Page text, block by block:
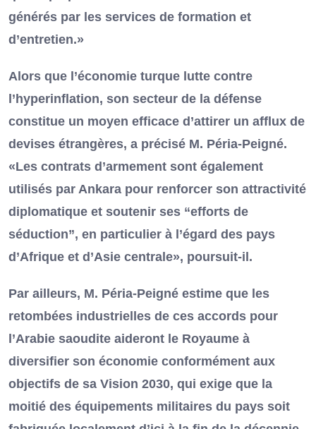
générés par les services de formation et
d’entretien.»
Alors que l’économie turque lutte contre
l’hyperinflation, son secteur de la défense
constitue un moyen efficace d’attirer un afflux de
devises étrangères, a précisé M. Péria-Peigné.
«Les contrats d’armement sont également
utilisés par Ankara pour renforcer son attractivité
diplomatique et soutenir ses “efforts de
séduction”, en particulier à l’égard des pays
d’Afrique et d’Asie centrale», poursuit-il.
Par ailleurs, M. Péria-Peigné estime que les
retombées industrielles de ces accords pour
l’Arabie saoudite aideront le Royaume à
diversifier son économie conformément aux
objectifs de sa Vision 2030, qui exige que la
moitié des équipements militaires du pays soit